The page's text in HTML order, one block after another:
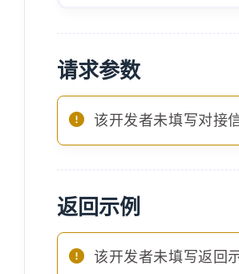
请求参数
该开发者未填写对接
返回示例
该开发者未填写返回